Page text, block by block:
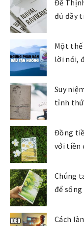
Để
đủ đầy
Một thế
lời nói,
Suy
tỉnh
Đồng
với tiền
Chúng
để
Cách